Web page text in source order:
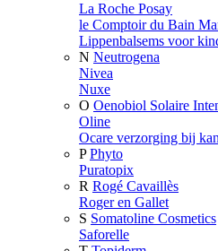
La Roche Posay
le Comptoir du Bain
Lippenbalsems voor
N Neutrogena
Nivea
Nuxe
O Oenobiol Solaire
Oline
Ocare verzorging bij
P Phyto
Puratopix
R Rogé Cavaillès
Roger en Gallet
S Somatoline Cosmetics
Saforelle